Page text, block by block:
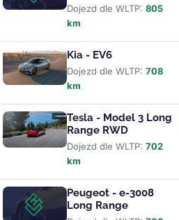
Dojezd dle WLTP: 805
km
Kia - EV6
Dojezd dle WLTP: 708
km
Tesla - Model 3 Long
Range RWD
Dojezd dle WLTP: 702
km
Peugeot - e-3008
Long Range